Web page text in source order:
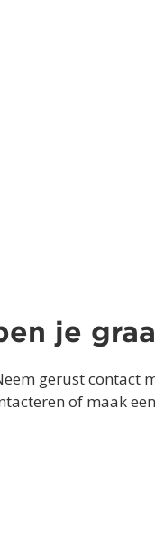
je
gerust contact
of maak